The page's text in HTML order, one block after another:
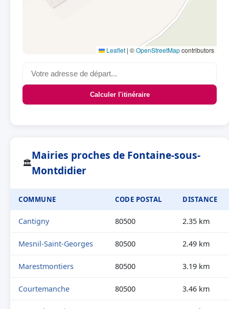
Leaflet | ©OpenStreetMapcontributors
Calculer l'itinéraire
🏛
Mairies proches de Fontaine-sous-
Montdidier
COMMUNE CODE POSTAL DISTANCE
Cantigny 80500 2.35 km
Mesnil-Saint-Georges 80500 2.49 km
Marestmontiers 80500 3.19 km
Courtemanche 80500 3.46 km